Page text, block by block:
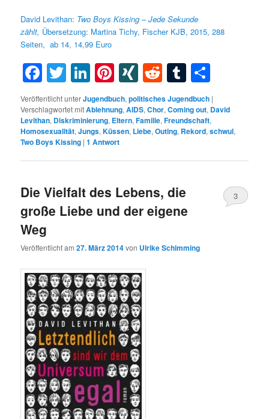
David Levithan: Two Boys Kissing –Jede Sekunde
zählt, Übersetzung: Martina Tichy, Fischer KJB, 2015, 288
Seiten, ab 14, 14,99 Euro
Facebook
Twitter
LinkedIn
Pinterest
XINGRedditTumblr
Veröffentlicht unterJugendbuch,politisches Jugendbuch |
Verschlagwortet mitAblehnung,AIDS,Chor,Coming out, David
Levithan, Diskriminierung, Eltern,Familie,Freundschaft,
Homosexualität,Jungs,Küssen, Liebe,Outing, Rekord,schwul,
Two Boys Kissing |1 Antwort
Die Vielfalt des Lebens, die
große Liebe und der eigene
Weg
Veröffentlicht am27. März 2014von Ulrike Schimming
3